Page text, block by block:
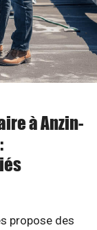
à Anzin-
propose des